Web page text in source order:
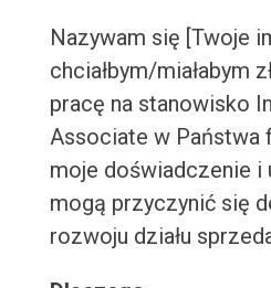
Nazywam się [Twoje
chciałbym/miałabym
pracę na stanowisko
Associate w Państwa
moje doświadczenie i
mogą przyczynić się
rozwoju działu